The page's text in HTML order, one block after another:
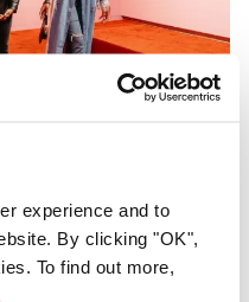
experience and to
By clicking "OK",
To find out more,
博物馆留下您的遗产，并